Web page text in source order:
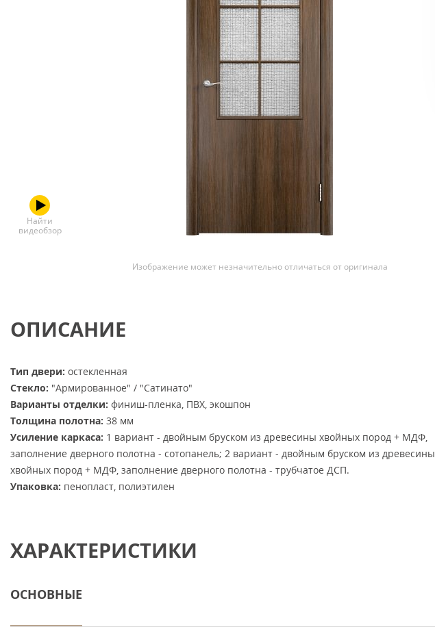
Найти
видеобзор
Изображение может незначительно отличаться от оригинала
ОПИСАНИЕ
Тип двери: остекленная
Стекло: "Армированное" / "Сатинато"
Варианты отделки: финиш-пленка, ПВХ, экошпон
Толщина полотна: 38 мм
Усиление каркаса: 1 вариант - двойным бруском из древесины хвойных пород + МДФ,
заполнение дверного полотна - сотопанель; 2 вариант - двойным бруском из древесины
хвойных пород + МДФ, заполнение дверного полотна - трубчатое ДСП.
Упаковка: пенопласт, полиэтилен
ХАРАКТЕРИСТИКИ
ОСНОВНЫЕ